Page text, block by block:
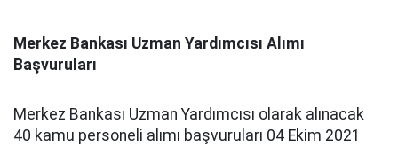
Merkez Bankası Uzman Yardımcısı Alımı
Başvuruları
Merkez Bankası Uzman Yardımcısı olarak alınacak
40 kamu personeli alımı başvuruları 04 Ekim 2021